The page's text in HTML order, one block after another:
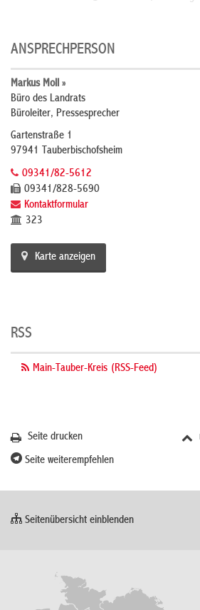
ANSPRECHPERSON
Markus Moll »
Büro des Landrats
Büroleiter, Pressesprecher
Gartenstraße 1
97941 Tauberbischofsheim
09341/82-5612
09341/828-5690
Kontaktformular
323
Karte anzeigen
RSS
Main-Tauber-Kreis (RSS-Feed)
Seite drucken
Seite weiterempfehlen
Seitenübersicht einblenden